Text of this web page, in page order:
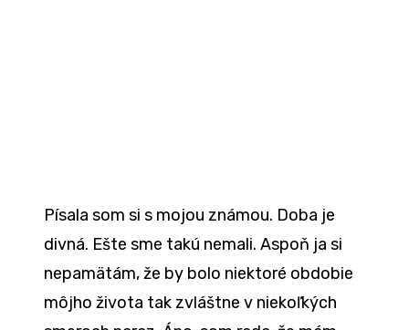
Písala som si s mojou známou. Doba je
divná. Ešte sme takú nemali. Aspoň ja si
nepamätám, že by bolo niektoré obdobie
môjho života tak zvláštne v niekoľkých